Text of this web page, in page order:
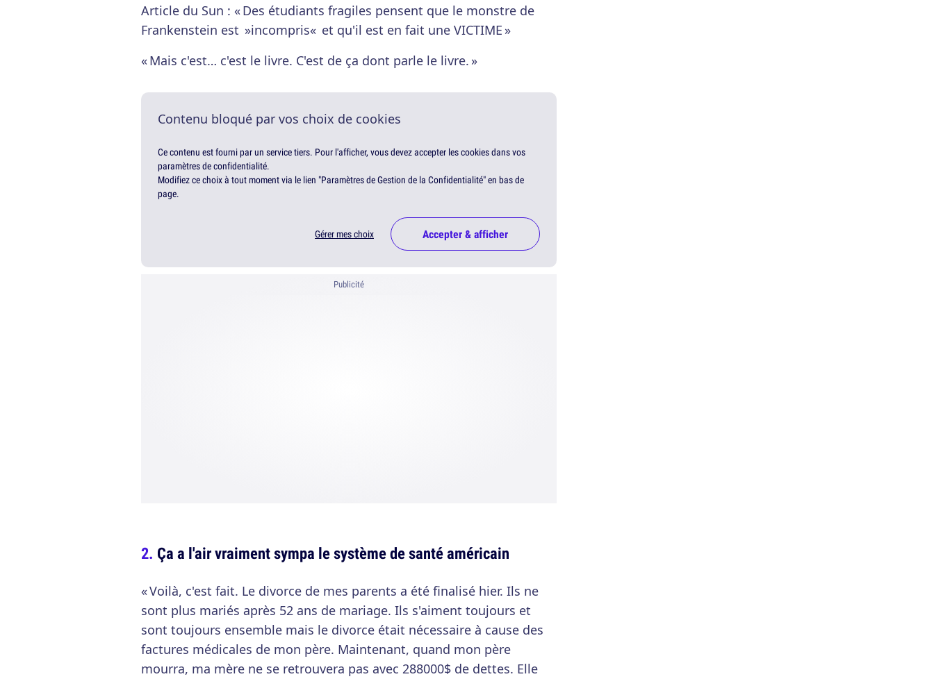
Article du Sun : « Des étudiants fragiles pensent que le monstre de
Frankenstein est »incompris« et qu'il est en fait une VICTIME »
« Mais c'est… c'est le livre. C'est de ça dont parle le livre. »
Contenu bloqué par vos choix de cookies
Ce contenu est fourni par un service tiers. Pour l'afficher, vous devez accepter les cookies dans vos
paramètres de confidentialité.
Modifiez ce choix à tout moment via le lien "Paramètres de Gestion de la Confidentialité" en bas de
page.
Gérer mes choix Accepter & afficher
Publicité
Ça a l'air vraiment sympa le système de santé américain
« Voilà, c'est fait. Le divorce de mes parents a été finalisé hier. Ils ne
sont plus mariés après 52 ans de mariage. Ils s'aiment toujours et
sont toujours ensemble mais le divorce était nécessaire à cause des
factures médicales de mon père. Maintenant, quand mon père
mourra, ma mère ne se retrouvera pas avec 288000$ de dettes. Elle